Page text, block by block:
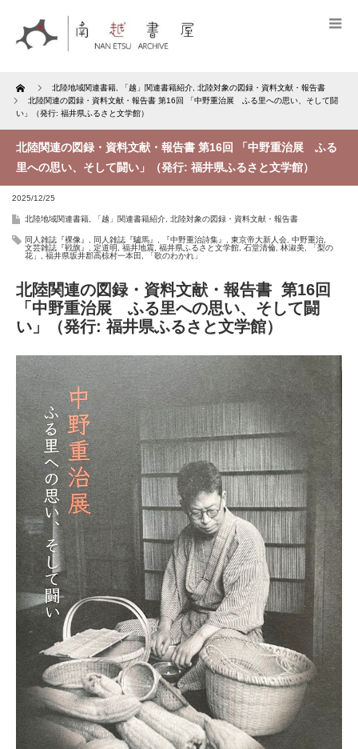
Home 北陸地域関連書籍 「越」関連書籍紹介 北陸対象の図録・資料文献・報告書
北陸関連の図録・資料文献・報告書 第16回 「中野重治展 ふる里への思い、そして闘
い」（発行: 福井県ふるさと文学館）
北陸関連の図録・資料文献・報告書 第16回 「中野重治展 ふる
里への思い、そして闘い」（発行: 福井県ふるさと文学館）
2025/12/25
北陸地域関連書籍 「越」関連書籍紹介 北陸対象の図録・資料文献・報告書
同人雑誌『裸像』 同人雑誌『驢馬』 『中野重治詩集』 東京帝大新人会 中野重治
文芸雑誌『戦旗』
定道明 福井地震 福井県ふるさと文学館 石堂清倫 林淑美
「梨の
花」
福井県坂井郡高椋村一本田 「歌のわかれ」
北陸関連の図録・資料文献・報告書 第16回
「中野重治展 ふる里への思い、そして闘
い」（発行: 福井県ふるさと文学館）